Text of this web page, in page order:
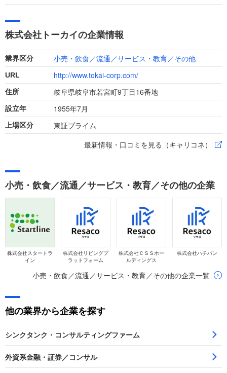
い、これまでの仕事への取り組み方や成果を具体的に問われる
ましょう。
株式会社トーカイの企業情報
業界区分 小売・飲食／流通／サービス・教育／その他
URL http://www.tokai-corp.com/
住所 岐阜県岐阜市若宮町9丁目16番地
設立年 1955年7月
上場区分
東証プライム
最新情報・口コミを見る（キャリコネ）
小売・飲食／流通／サービス・教育／その他の企業
株式会社スタートラ
イン
株式会社リビングプ
ラットフォーム
株式会社ＣＳＳホー
ルディングス
株式会社ハチバン
小売・飲食／流通／サービス・教育／その他の企業一覧
他の業界から企業を探す
シンクタンク・コンサルティングファーム
外資系金融・証券／コンサル